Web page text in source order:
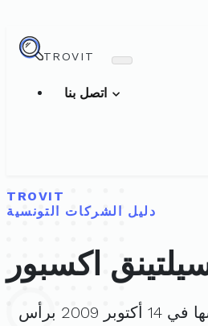
TROVIT
TROVIT
دليل الشركات التونسية
اكسبور
. تم تأسيسها في 14 أكتوبر 2009 برأس